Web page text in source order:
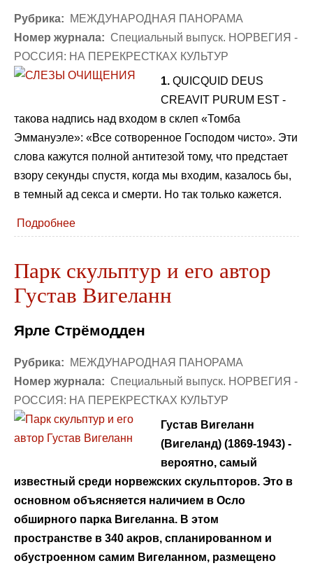
Рубрика:
МЕЖДУНАРОДНАЯ ПАНОРАМА
Номер журнала: Специальный выпуск. НОРВЕГИЯ -
РОССИЯ: НА ПЕРЕКРЕСТКАХ КУЛЬТУР
1.QUICQUID DEUS
CREAVIT PURUM EST -
такова надпись над входом в склеп «Томба
Эммануэле»: «Все сотворенное Господом чисто». Эти
слова кажутся полной антитезой тому, что предстает
взору секунды спустя, когда мы входим, казалось бы,
в темный ад секса и смерти. Но так только кажется.
Подробнее
Парк скульптур и его автор
Густав Вигеланн
Ярле Стрёмодден
Рубрика:
МЕЖДУНАРОДНАЯ ПАНОРАМА
Номер журнала: Специальный выпуск. НОРВЕГИЯ -
РОССИЯ: НА ПЕРЕКРЕСТКАХ КУЛЬТУР
Густав Вигеланн
(Вигеланд) (1869-1943) -
вероятно, самый
известный среди норвежских скульпторов. Это в
основном объясняется наличием в Осло
обширного парка Вигеланна. В этом
пространстве в 340 акров, спланированном и
обустроенном самим Вигеланном, размещено